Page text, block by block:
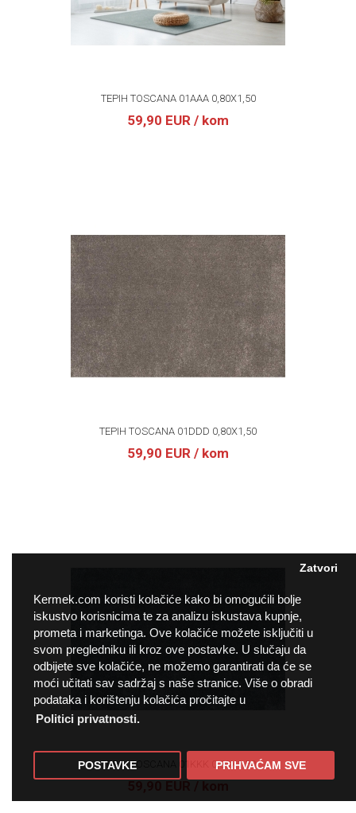
Kermek.com koristi kolačiće kako bi omogućili bolje
iskustvo korisnicima te za analizu iskustava kupnje,
prometa i marketinga. Ove kolačiće možete isključiti u
svom pregledniku ili kroz ove postavke. U slučaju da
odbijete sve kolačiće, ne možemo garantirati da će se
moći učitati sav sadržaj s naše stranice. Više o obradi
podataka i korištenju kolačića pročitajte u
Politici privatnosti.
Zatvori
POSTAVKE PRIHVAĆAM SVE
TEPIH TOSCANA 01AAA 0,80X1,50
59,90 EUR / kom
TEPIH TOSCANA 01DDD 0,80X1,50
59,90 EUR / kom
TEPIH TOSCANA 01KKK 0,80X1,50